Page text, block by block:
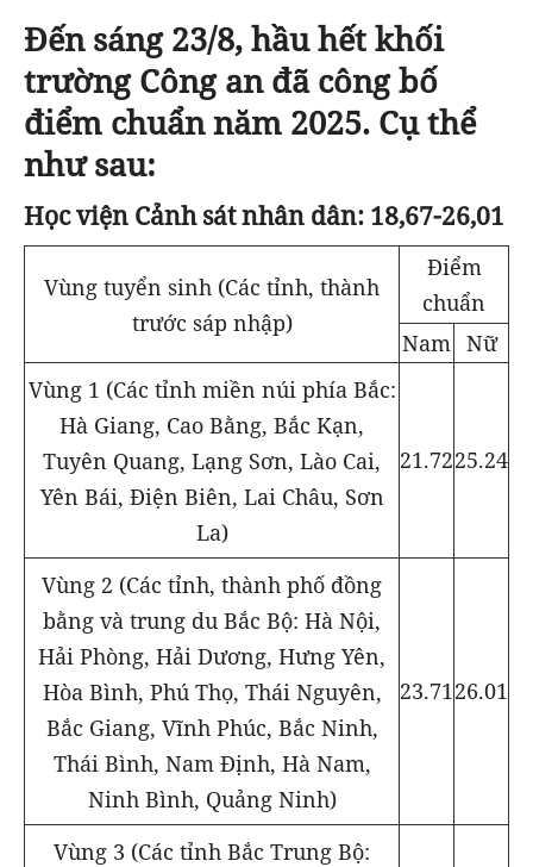
Đến sáng 23/8, hầu hết khối
trường Công an đã công bố
điểm chuẩn năm 2025. Cụ thể
như sau:
Học viện Cảnh sát nhân dân: 18,67-26,01
Vùng tuyển sinh (Các tỉnh, thành
trước sáp nhập)
Điểm
chuẩn
Nam Nữ
Vùng 1 (Các tỉnh miền núi phía Bắc:
Hà Giang, Cao Bằng, Bắc Kạn,
Tuyên Quang, Lạng Sơn, Lào Cai,
Yên Bái, Điện Biên, Lai Châu, Sơn
La)
21.7225.24
Vùng 2 (Các tỉnh, thành phố đồng
bằng và trung du Bắc Bộ: Hà Nội,
Hải Phòng, Hải Dương, Hưng Yên,
Hòa Bình, Phú Thọ, Thái Nguyên,
Bắc Giang, Vĩnh Phúc, Bắc Ninh,
Thái Bình, Nam Định, Hà Nam,
Ninh Bình, Quảng Ninh)
23.7126.01
Vùng 3 (Các tỉnh Bắc Trung Bộ: